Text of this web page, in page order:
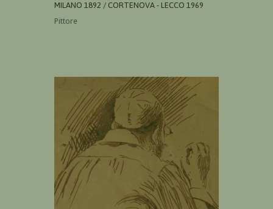
MILANO 1892 / CORTENOVA - LECCO 1969
Pittore